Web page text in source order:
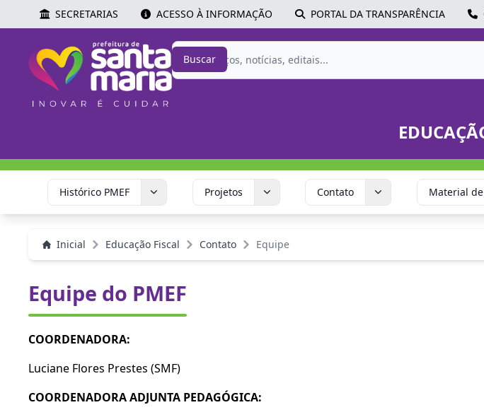
SECRETARIAS ACESSO À INFORMAÇÃO PORTAL DA TRANSPARÊNCIA
Buscar
Histórico PMEF Projetos Contato Material
Inicial Educação Fiscal Contato Equipe
Equipe do PMEF
COORDENADORA:
Luciane Flores Prestes (SMF)
COORDENADORA ADJUNTA PEDAGÓGICA: